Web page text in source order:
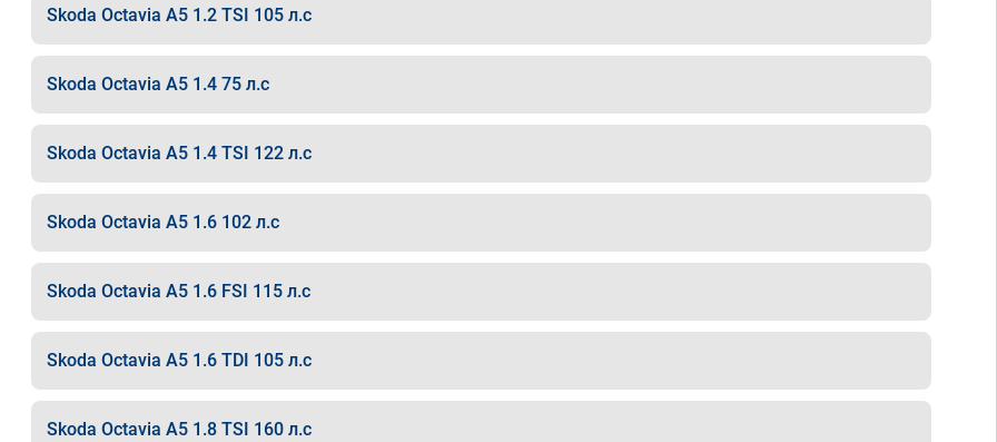
Skoda Octavia A5 1.2 TSI 105 л.с
Skoda Octavia A5 1.4 75 л.с
Skoda Octavia A5 1.4 TSI 122 л.с
Skoda Octavia A5 1.6 102 л.с
Skoda Octavia A5 1.6 FSI 115 л.с
Skoda Octavia A5 1.6 TDI 105 л.с
Skoda Octavia A5 1.8 TSI 160 л.с